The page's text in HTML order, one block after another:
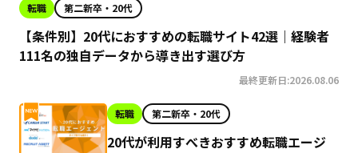
転職 第二新卒・20代
【条件別】20代におすすめの転職サイト42選｜経験者
111名の独自データから導き出す選び方
最終更新日:2026.08.06
転職 第二新卒・20代
20代が利用すべきおすすめ転職エージ